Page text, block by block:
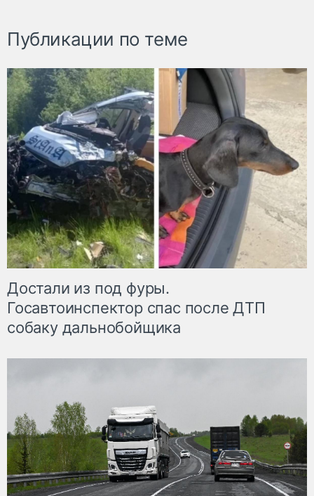
Публикации по теме
Достали из под фуры.
Госавтоинспектор спас после ДТП
собаку дальнобойщика